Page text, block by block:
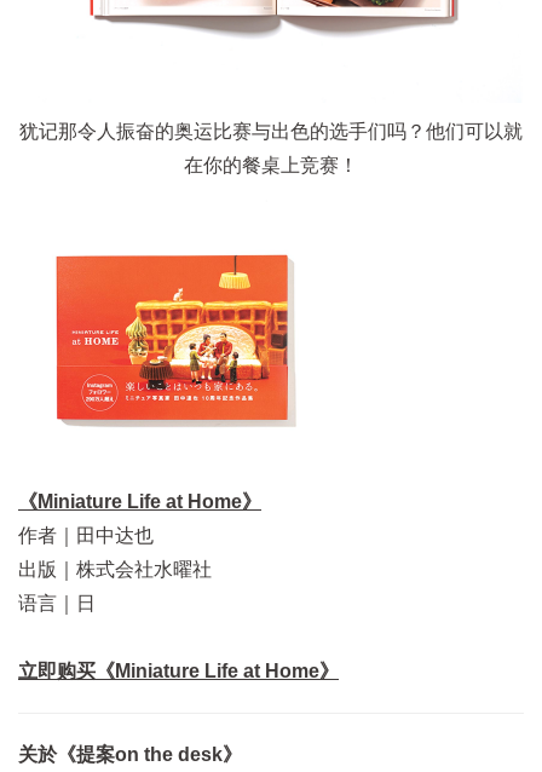
犹记那令人振奋的奥运比赛与出色的选手们吗？他们可以就
在你的餐桌上竞赛！
《Miniature Life at Home》
作者｜
田中达也
出版｜ 株式会社水曜社
语言｜日
立即购买《Miniature Life at Home》
关於《提案on the desk》